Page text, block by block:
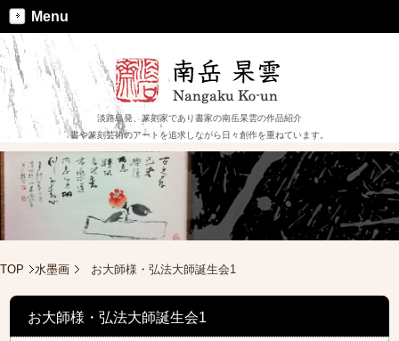
淡路島発、篆刻家であり書家の南岳杲雲の作品紹介
書や篆刻芸術のアートを追求しながら日々創作を重ねています。
Menu
TOP 水墨画 お大師様・弘法大師誕生会1
お大師様・弘法大師誕生会1